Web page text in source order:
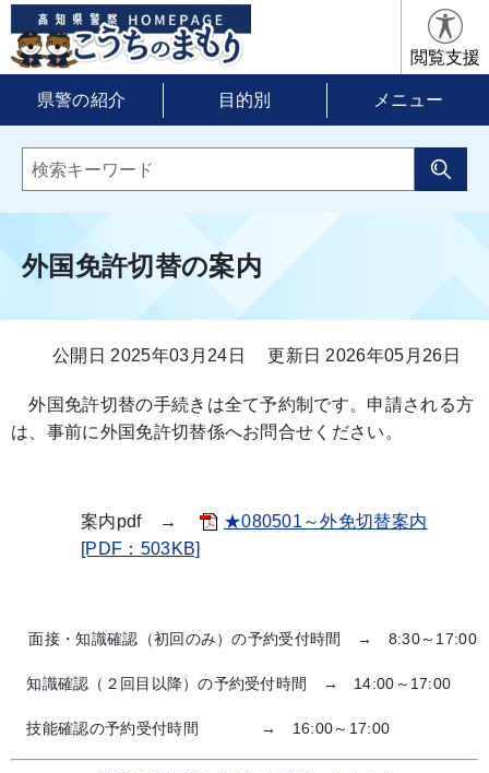
閲覧支援
県警の紹介 目的別 メニュー
外国免許切替の案内
公開日 2025年03月24日 更新日 2026年05月26日
外国免許切替の手続きは全て予約制です。申請される方
は、事前に外国免許切替係へお問合せください。
案内pdf →
★080501～外免切替案内
[PDF：503KB]
面接・知識確認（初回のみ）の予約受付時間 → 8:30～17:00
知識確認（２回目以降）の予約受付時間 → 14:00～17:00
技能確認の予約受付時間 → 16:00～17:00